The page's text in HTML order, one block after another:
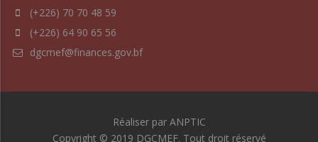
(+226) 70 70 48 59
(+226) 64 90 65 56
dgcmef@finances.gov.bf
Réaliser par ANPTIC
Copyright © 2019 DGCMEF. Tout droit réservé